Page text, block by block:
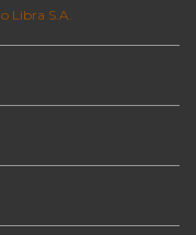
Libra S.A.